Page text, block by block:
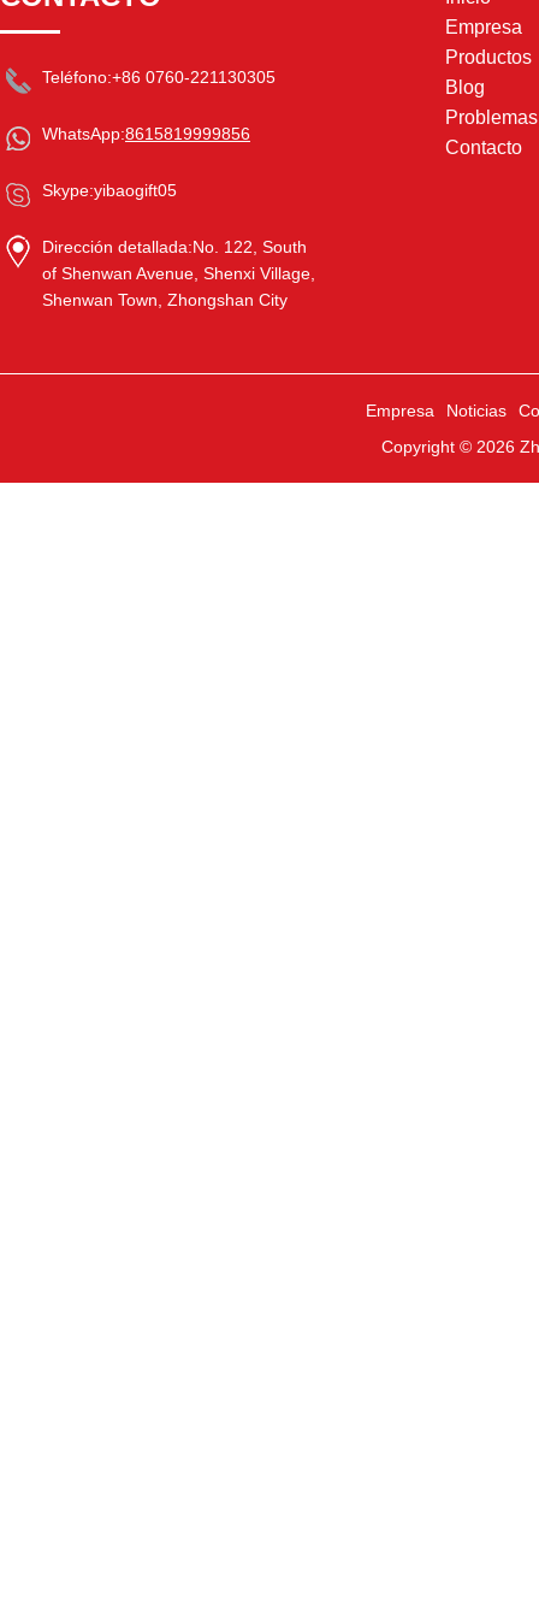
Teléfono:+86 0760-221130305
WhatsApp:8615819999856
Skype:yibaogift05
Dirección detallada:No. 122, South
of Shenwan Avenue, Shenxi Village,
Shenwan Town, Zhongshan City
Empresa
Productos
Blog
Contacto
Empresa Noticias
Copyright © 2026